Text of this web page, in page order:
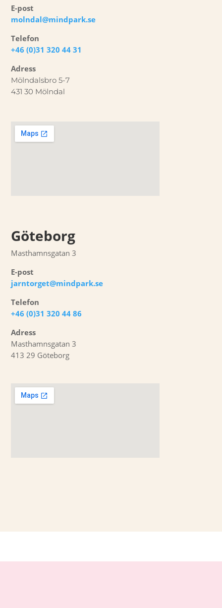
E-post
molndal@mindpark.se
Telefon
+46 (0)31 320 44 31
Adress
Mölndalsbro 5-7
431 30 Mölndal
Göteborg
Masthamnsgatan 3
E-post
jarntorget@mindpark.se
Telefon
+46 (0)31 320 44 86
Adress
Masthamnsgatan 3
413 29 Göteborg